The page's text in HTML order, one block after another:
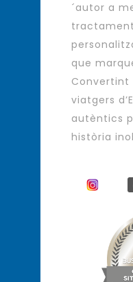
´autor a
que
Convertint
viatgers
autèntics
història